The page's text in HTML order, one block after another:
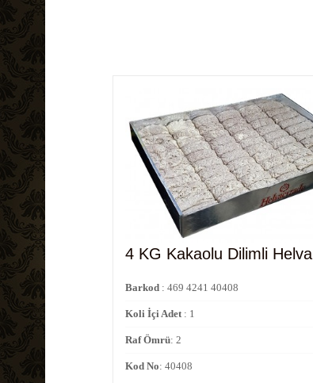
4 KG Kakaolu Dilimli Helva
Barkod : 469 4241 40408
Koli İçi Adet : 1
Raf Ömrü: 2
Kod No: 40408